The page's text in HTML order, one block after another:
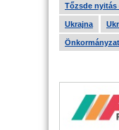
Tőzsde nyitás
Ukrajna